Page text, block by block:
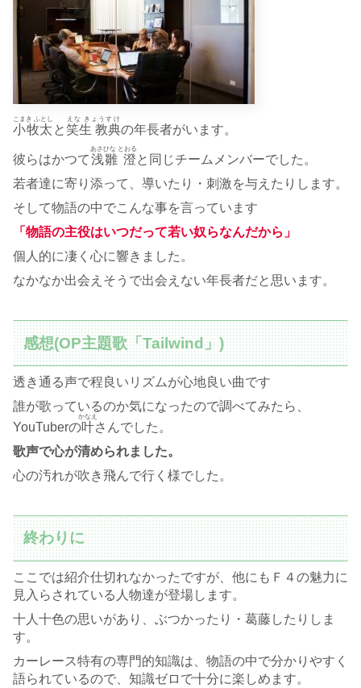
小牧太
こまき ふとし
と笑生 教典
えな きょうすけ
の年長者がいます。
彼らはかつて浅雛 澄
あさひな とおる
と同じチームメンバーでした。
若者達に寄り添って、導いたり・刺激を与えたりします。
そして物語の中でこんな事を言っています
「物語の主役はいつだって若い奴らなんだから」
個人的に凄く心に響きました。
なかなか出会えそうで出会えない年長者だと思います。
感想(OP主題歌「Tailwind」)
透き通る声で程良いリズムが心地良い曲です
誰が歌っているのか気になったので調べてみたら、
YouTuberの叶
かなえ
さんでした。
歌声で心が清められました。
心の汚れが吹き飛んで行く様でした。
終わりに
ここでは紹介仕切れなかったですが、他にもＦ４の魅力に
見入らされている人物達が登場します。
十人十色の思いがあり、ぶつかったり・葛藤したりしま
す。
カーレース特有の専門的知識は、物語の中で分かりやすく
語られているので、知識ゼロで十分に楽しめます。